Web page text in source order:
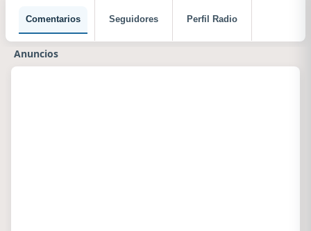
Comentarios Seguidores Perfil Radio
Anuncios